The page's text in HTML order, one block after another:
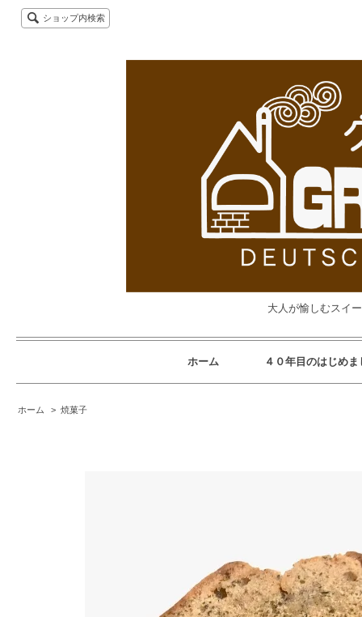
ショップ内検索
大人が愉しむスイ
ホーム ４０年目のはじめま
ホーム > 焼菓子